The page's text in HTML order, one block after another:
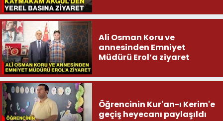
Ali Osman Koru ve
annesinden Emniyet
Müdürü Erol’a ziyaret
Öğrencinin Kur'an-ı Kerim'e
geçiş heyecanı paylaşıldı